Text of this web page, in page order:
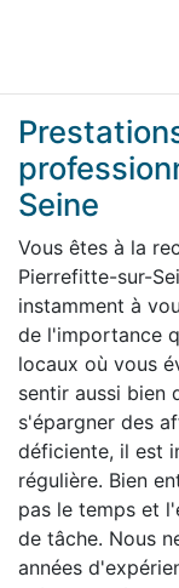
Seine
Vous êtes à la
Pierrefitte-sur-
instamment à
de l'importance
locaux où vous
sentir aussi bien
s'épargner des
déficiente, il est
régulière. Bien
pas le temps et
de tâche. Nous
années